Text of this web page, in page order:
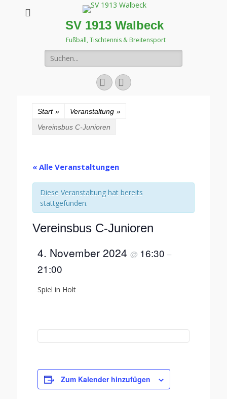
SV 1913 Walbeck
Fußball, Tischtennis & Breitensport
Suchen
nach:
FacebookInstagram
Start » Veranstaltung »
Vereinsbus C-Junioren
« Alle Veranstaltungen
Diese Veranstaltung hat bereits
stattgefunden.
Vereinsbus C-Junioren
4. November 2024 @ 16:30 –
21:00
Spiel in Holt
Zum Kalender hinzufügen